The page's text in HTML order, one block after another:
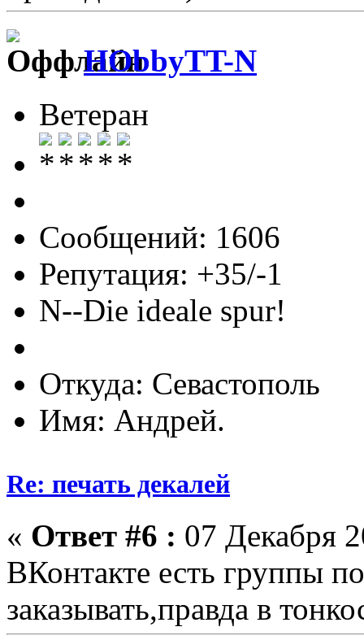
HObbyTT-N
Ветеран
Сообщений: 1606
Репутация: +35/-1
N--Die ideale spur!
Откуда: Севастополь
Имя: Андрей.
Re: печать декалей
« Ответ #6 : 07 Декабря
ВКонтакте есть группы
заказывать,правда в